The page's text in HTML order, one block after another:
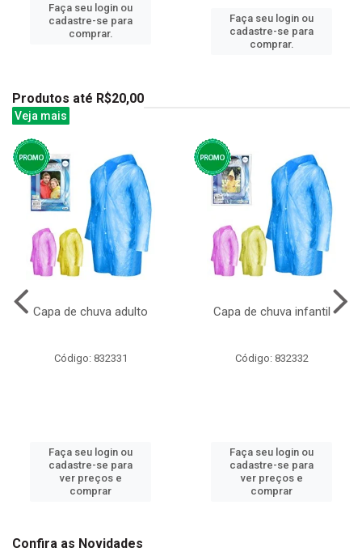
Faça seu login ou
cadastre-se para
comprar.
Faça seu login ou
cadastre-se para
comprar.
Produtos até R$20,00
Veja mais
Capa de chuva adulto
Código: 832331
Faça seu login ou
cadastre-se para
ver preços e
comprar
Capa de chuva infantil
Código: 832332
Faça seu login ou
cadastre-se para
ver preços e
comprar
Confira as Novidades